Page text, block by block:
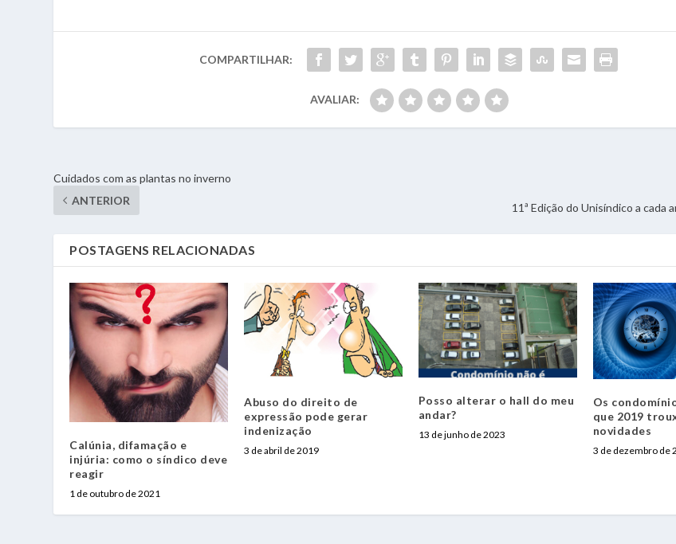
COMPARTILHAR:
AVALIAR:
Cuidados com as plantas no inverno
ANTERIOR
11ª Edição do Unisíndico a cada
POSTAGENS RELACIONADAS
Calúnia, difamação e
injúria: como o síndico deve
reagir
1 de outubro de 2021
Abuso do direito de
expressão pode gerar
indenização
3 de abril de 2019
Posso alterar o hall do meu
andar?
13 de junho de 2023
Os
que 2019
novidades
3 de dezembro de